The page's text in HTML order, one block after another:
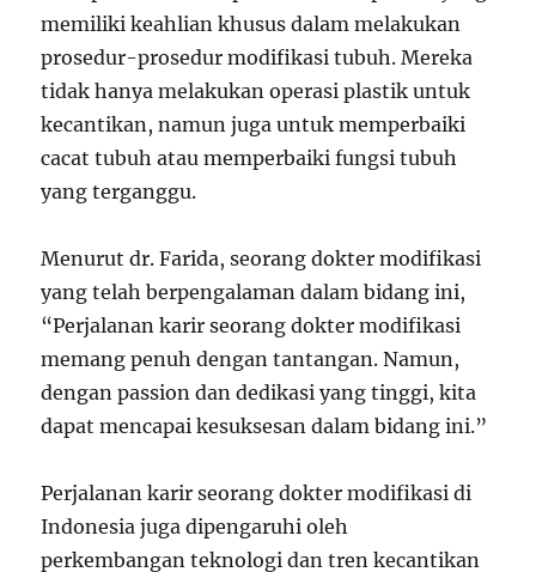
memiliki keahlian khusus dalam melakukan
prosedur-prosedur modifikasi tubuh. Mereka
tidak hanya melakukan operasi plastik untuk
kecantikan, namun juga untuk memperbaiki
cacat tubuh atau memperbaiki fungsi tubuh
yang terganggu.
Menurut dr. Farida, seorang dokter modifikasi
yang telah berpengalaman dalam bidang ini,
“Perjalanan karir seorang dokter modifikasi
memang penuh dengan tantangan. Namun,
dengan passion dan dedikasi yang tinggi, kita
dapat mencapai kesuksesan dalam bidang ini.”
Perjalanan karir seorang dokter modifikasi di
Indonesia juga dipengaruhi oleh
perkembangan teknologi dan tren kecantikan